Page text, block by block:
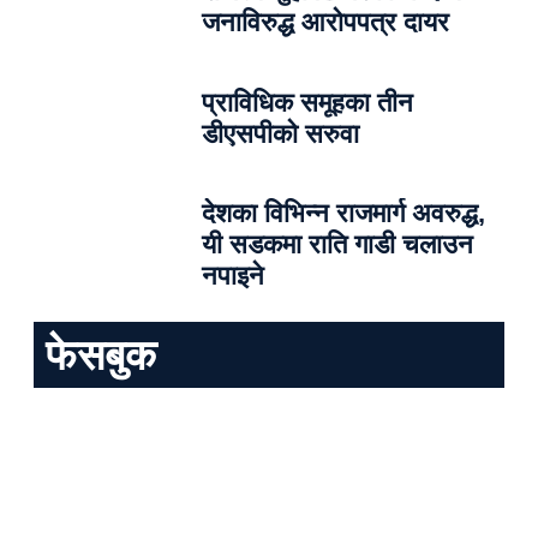
जनाविरुद्ध आरोपपत्र दायर
प्राविधिक समूहका तीन
डीएसपीको सरुवा
देशका विभिन्न राजमार्ग अवरुद्ध,
यी सडकमा राति गाडी चलाउन
नपाइने
फेसबुक